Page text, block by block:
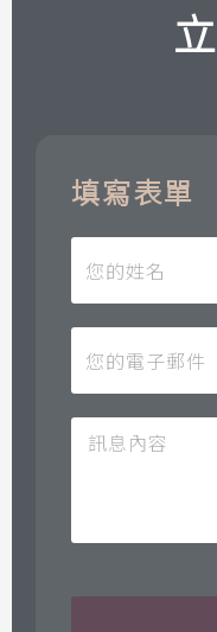
填寫表單